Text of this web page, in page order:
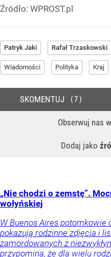
Źródło: WPROST.pl
Patryk Jaki Rafał Trzaskowski
Wiadomości Polityka Kraj
Obserwuj nas w
Dodaj jako
SKOMENTUJ 7
„Nie chodzi o zemstę”.
wołyńskiej
W Buenos Aires potomkowie
pokazują rodzinne zdjęcia i
zamordowanych z
przypomina, że dla wielu